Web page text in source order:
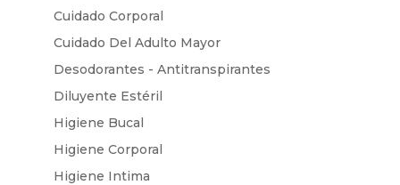
Cuidado Corporal
Cuidado Del Adulto Mayor
Desodorantes - Antitranspirantes
Diluyente Estéril
Higiene Bucal
Higiene Corporal
Higiene Intima